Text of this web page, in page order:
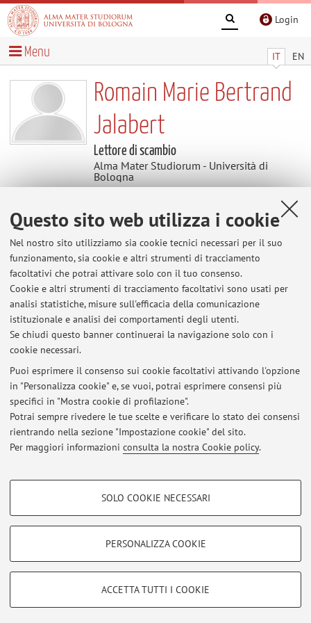
Questo sito web utilizza i cookie
Nel nostro sito utilizziamo sia cookie tecnici necessari per il suo
funzionamento, sia cookie e altri strumenti di tracciamento
facoltativi che potrai attivare solo con il tuo consenso.
Cookie e altri strumenti di tracciamento facoltativi sono usati per
analisi statistiche, misure sull'efficacia della comunicazione
istituzionale e analisi dei comportamenti degli utenti.
Se chiudi questo banner continuerai la navigazione solo con i
cookie necessari.
Puoi esprimere il consenso sui cookie facoltativi attivando l'opzione
in "Personalizza cookie" e, se vuoi, potrai esprimere consensi più
specifici in "Mostra cookie di profilazione".
Potrai sempre rivedere le tue scelte e verificare lo stato dei consensi
rientrando nella sezione "Impostazione cookie" del sito.
Per maggiori informazioni consulta la nostra Cookie policy.
COOKIE DI PROFILAZIONE - FACOLTATIVI
COOKIE TECNICI - NECESSARI
Si tratta di cookie tecnici utilizzati, a titolo esemplificativo, per il corretto
SOLO COOKIE NECESSARI
PERSONALIZZA COOKIE
ACCETTA TUTTI I COOKIE
Login
IT EN
Menu
Romain Marie Bertrand
Jalabert
Lettore di scambio
Alma Mater Studiorum - Università di
Bologna
Contatti
E-mail: romain.jalabert@unibo.it
Alma Mater Studiorum - Università di Bologna
Via Zamboni 33, Bologna -
Vai alla mappa
Ultimi avvisi
Al momento non sono presenti avvisi.
Area riservata
Accedi tramiteloginper gestire tutti i contenuti del sito.
Zamboni, 33 - 40126 Bologna - Partita IVA: 01131710376